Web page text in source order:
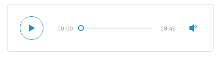
00:00 09:45